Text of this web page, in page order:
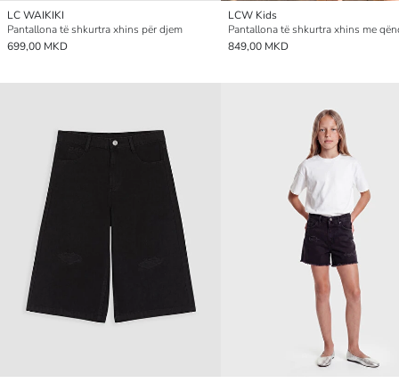
LC WAIKIKI
Pantallona të shkurtra xhins për djem
699,00 MKD
LCW Kids
849,00 MKD